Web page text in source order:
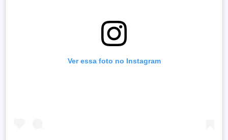
Ver essa foto no Instagram